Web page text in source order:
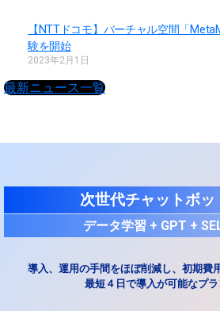
【NTTドコモ】バーチャル空間「
験を開始
2023年2月1日
最新ニュース一覧
次世代チャットボッ
データ学習 + GPT +
導入、運用の手間をほぼ削減し、初期費
最短４日で導入が可能なプラ